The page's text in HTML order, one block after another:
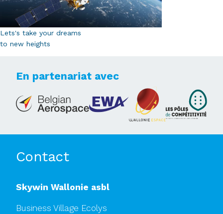
Lets's take your dreams
to new heights
En partenariat avec
Contact
Skywin Wallonie asbl
Business Village Ecolys